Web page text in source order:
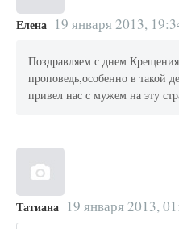
Елена 19 января 2013,
Поздравляем с днем
проповедь,особенно в такой
привел нас с мужем на эту
Татиана 19 января 2013,